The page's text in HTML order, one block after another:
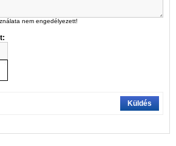
nem engedélyezett!
Küldés